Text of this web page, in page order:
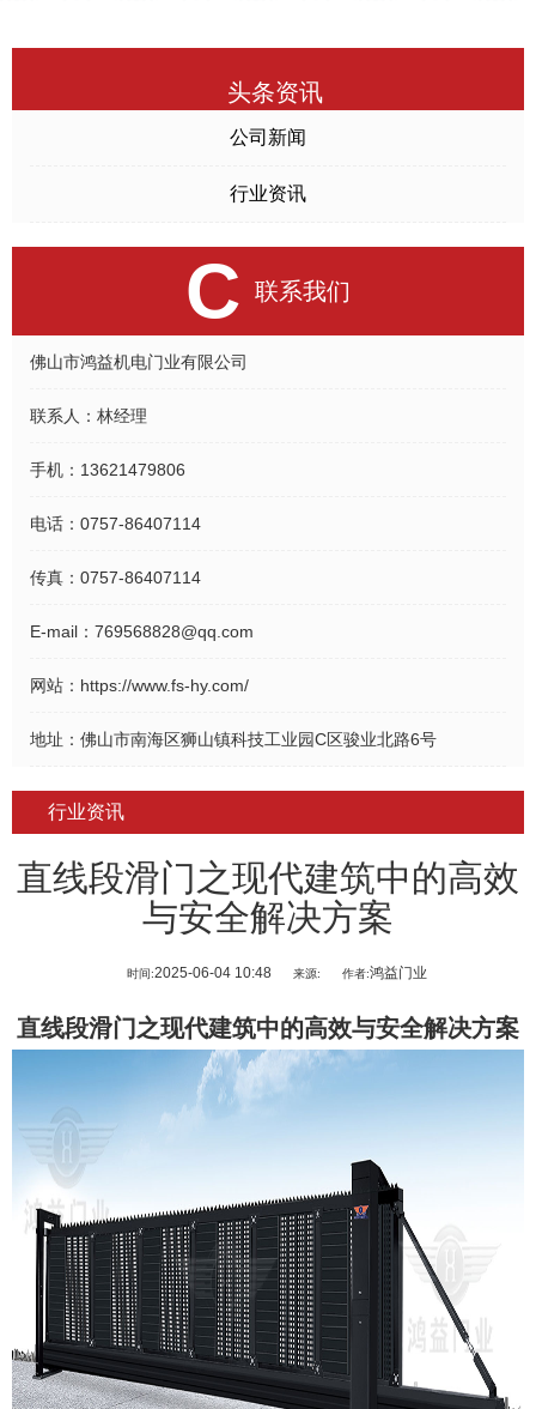
头条资讯
公司新闻
行业资讯
C 联系我们
佛山市鸿益机电门业有限公司
联系人： 林经理
手机： 13621479806
电话： 0757-86407114
传真： 0757-86407114
E-mail： 769568828@qq.com
网站： https://www.fs-hy.com/
地址： 佛山市南海区狮山镇科技工业园C区骏业北路6号
行业资讯
直线段滑门之现代建筑中的高效
与安全解决方案
时间:2025-06-04 10:48 来源: 作者:鸿益门业
直线段滑门 之现代建筑中的高效与安全解决方案